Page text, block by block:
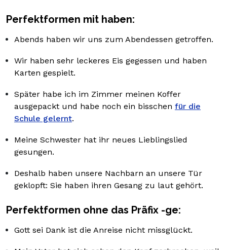
Perfektformen mit haben:
Abends haben wir uns zum Abendessen getroffen.
Wir haben sehr leckeres Eis gegessen und haben
Karten gespielt.
Später habe ich im Zimmer meinen Koffer
ausgepackt und habe noch ein bisschen für die
Schule gelernt.
Meine Schwester hat ihr neues Lieblingslied
gesungen.
Deshalb haben unsere Nachbarn an unsere Tür
geklopft: Sie haben ihren Gesang zu laut gehört.
Perfektformen ohne das Präfix -ge:
Gott sei Dank ist die Anreise nicht missglückt.